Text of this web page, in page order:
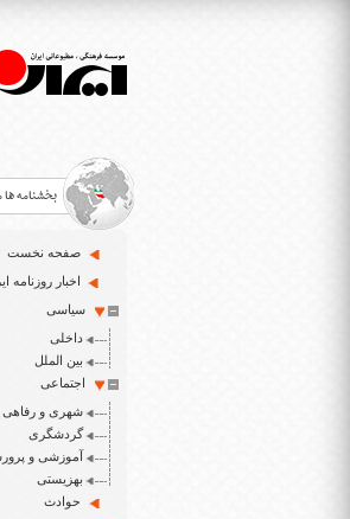
بخشنامه ها
>
قانون
اخبار حوزه
>
ایران سپید
>
صفحه نخست
اخبار روزنامه
سیاسی
داخلی
بین الملل
اجتماعی
شهری و رفاهی
گردشگری
آموزشی و
بهزیستی
حوادث